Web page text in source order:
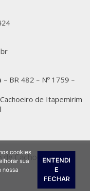
– BR 482 – Nº 1759 –
de Itapemirim
de Cachoeiro de
cookies
sua
nossa
ENTENDI
E
FECHAR